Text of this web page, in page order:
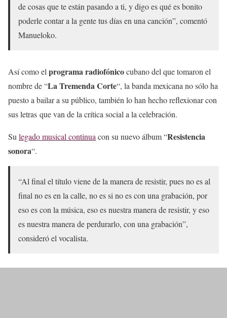
de cosas que te están pasando a ti, y digo es qué es bonito
poderle contar a la gente tus días en una canción”, comentó
Manueloko.
Así como el programa radiofónicocubano del que tomaron el
nombre de “La Tremenda Corte“, la banda mexicana no sólo ha
puesto a bailar a su público, también lo han hecho reflexionar con
sus letras que van de la crítica social a la celebración.
Su legado musical continua con su nuevo álbum “Resistencia
sonora“.
“Al final el título viene de la manera de resistir, pues no es al
final no es en la calle, no es si no es con una grabación, por
eso es con la música, eso es nuestra manera de resistir, y eso
es nuestra manera de perdurarlo, con una grabación”,
consideró el vocalista.